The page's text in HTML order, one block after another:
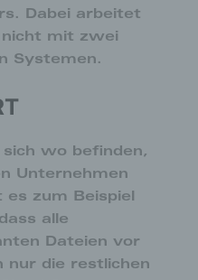
Dabei arbeitet
nicht mit zwei
Systemen.
sich wo befinden,
Unternehmen
es zum Beispiel
alle
Dateien vor
nur die restlichen
möglich.
die Setzung von
Funktionen unserer
DATEN
Person oder ein
Reihe von
Diese
werden in
Browsertypen